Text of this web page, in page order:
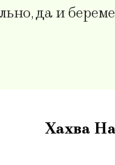
да и
Хахва